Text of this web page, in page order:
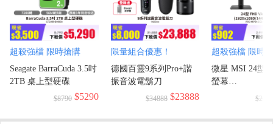
超殺強檔 限時搶購
Seagate BarraCuda 3.5吋
2TB 桌上型硬碟
$8790 $5290
限量組合優惠！
德國百靈9系列Pro+諧
振音波電鬍刀
$34888 $23888
超殺強檔 限時
微星 MSI 24型
螢幕
(1920x1080/$2990